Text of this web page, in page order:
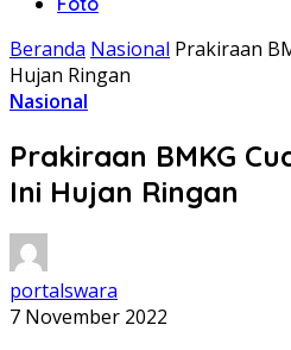
Beranda Nasional Prakiraan
Hujan Ringan
Nasional
Prakiraan BMKG
Ini Hujan Ringan
portalswara
7 November 2022